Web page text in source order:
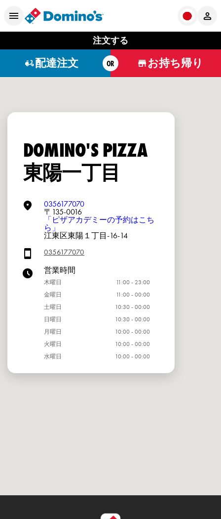
注文する
配達注文 OR お持ち帰り
DOMINO'S PIZZA
東陽一丁目
0356177070
〒135-0016
「ピザアカデミーの予約はこち
ら」
江東区東陽１丁目-16-14
0356177070
営業時間
木曜日
11:00 - 23:00
金曜日
11:00 - 00:00
土曜日
10:30 - 00:00
日曜日
10:30 - 00:00
月曜日
10:00 - 00:00
火曜日
10:00 - 00:00
水曜日
10:00 - 00:00